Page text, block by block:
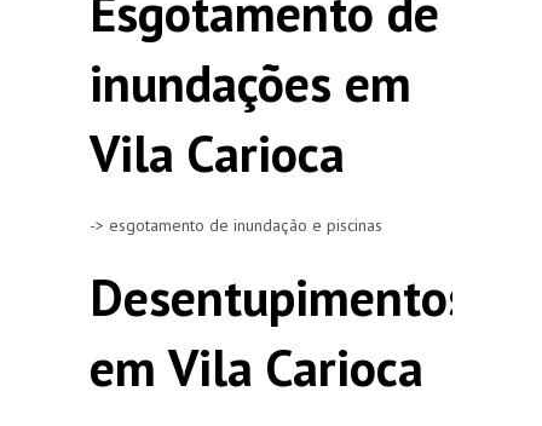
inundações em
Vila Carioca
-> esgotamento de inundação e piscinas
Desentupimentos
em Vila Carioca